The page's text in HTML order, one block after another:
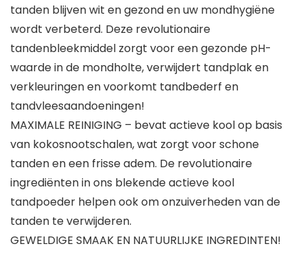
tanden blijven wit en gezond en uw mondhygiëne
wordt verbeterd. Deze revolutionaire
tandenbleekmiddel zorgt voor een gezonde pH-
waarde in de mondholte, verwijdert tandplak en
verkleuringen en voorkomt tandbederf en
tandvleesaandoeningen!
MAXIMALE REINIGING – bevat actieve kool op basis
van kokosnootschalen, wat zorgt voor schone
tanden en een frisse adem. De revolutionaire
ingrediënten in ons blekende actieve kool
tandpoeder helpen ook om onzuiverheden van de
tanden te verwijderen.
GEWELDIGE SMAAK EN NATUURLIJKE INGREDINTEN!